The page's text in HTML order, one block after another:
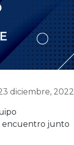
diciembre, 2022
encuentro junto